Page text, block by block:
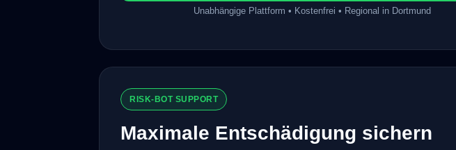
Unabhängige Plattform • Kostenfrei • Regional in Dortmund
RISK-BOT SUPPORT
Maximale Entschädigung sichern